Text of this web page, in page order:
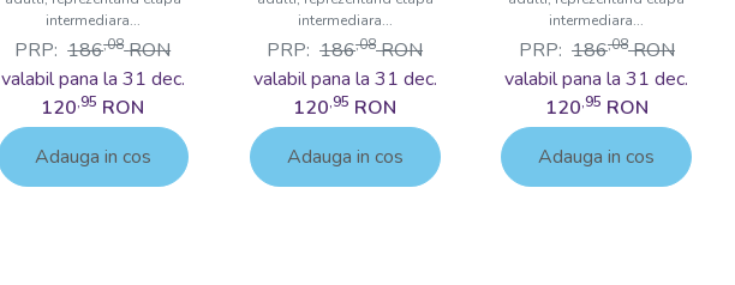
intermediara...
PRP: 186,08 RON
valabil pana la 31 dec.
120,95 RON
Adauga in cos
intermediara...
PRP: 186,08 RON
valabil pana la 31 dec.
120,95 RON
Adauga in cos
intermediara...
PRP: 186,08 RON
valabil pana la 31 dec.
120,95 RON
Adauga in cos